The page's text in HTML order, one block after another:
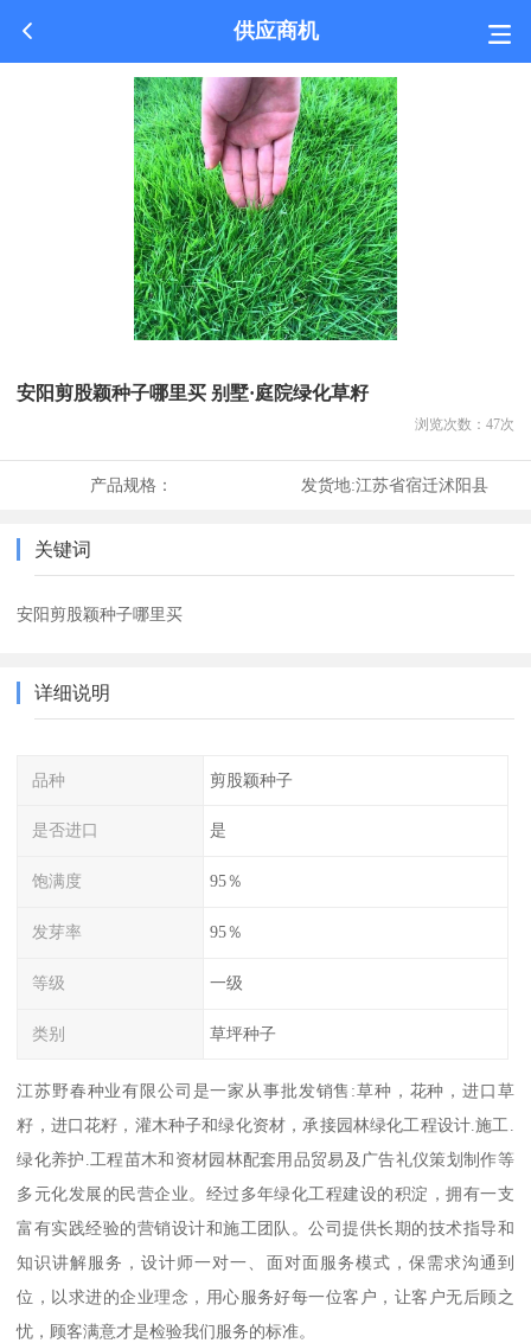
供应商机
安阳剪股颖种子哪里买 别墅·庭院绿化草籽
浏览次数： 47次
产品规格： 发货地:江苏省宿迁沭阳县
关键词
安阳剪股颖种子哪里买
详细说明
品种 剪股颖种子
是否进口 是
饱满度 95％
发芽率 95％
等级 一级
类别 草坪种子
江苏野春种业有限公司是一家从事批发销售:草种，花种，进口草
籽，进口花籽，灌木种子和绿化资材，承接园林绿化工程设计.施工.
绿化养护.工程苗木和资材园林配套用品贸易及广告礼仪策划制作等
多元化发展的民营企业。经过多年绿化工程建设的积淀，拥有一支
富有实践经验的营销设计和施工团队。公司提供长期的技术指导和
知识讲解服务，设计师一对一、面对面服务模式，保需求沟通到
位，以求进的企业理念，用心服务好每一位客户，让客户无后顾之
忧，顾客满意才是检验我们服务的标准。